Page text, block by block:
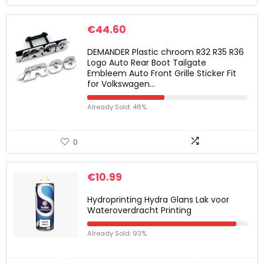
€44.60
DEMANDER Plastic chroom R32 R35 R36
Logo Auto Rear Boot Tailgate
Embleem Auto Front Grille Sticker Fit
for Volkswagen…
Already Sold: 48%
0
€10.99
Hydroprinting Hydra Glans Lak voor
Wateroverdracht Printing
Already Sold: 93%